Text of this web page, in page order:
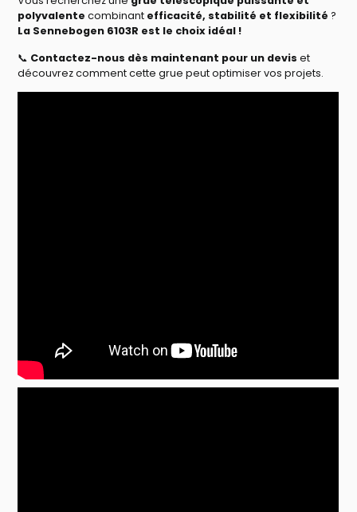
polyvalente combinant efficacité, stabilité et flexibilité ?
La Sennebogen 6103R est le choix idéal !
📞 Contactez-nous dès maintenant pour un devis et
découvrez comment cette grue peut optimiser vos projets.